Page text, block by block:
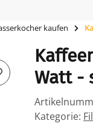
kaufen
Watt -
Kategorie: